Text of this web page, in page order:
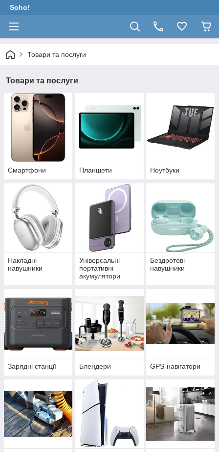
Soho!
Товари та послуги
Товари та послуги
Смартфони Планшети Ноутбуки
Накладні
навушники
Універсальні
портативні
акумулятори
Бездротові
навушники
Зарядні станції Блендери GPS-навігатори